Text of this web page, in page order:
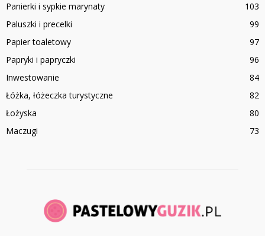
Panierki i sypkie marynaty
103
Paluszki i precelki
99
Papier toaletowy
97
Papryki i papryczki
96
Inwestowanie
84
Łóżka, łóżeczka turystyczne
82
Łożyska
80
Maczugi
73